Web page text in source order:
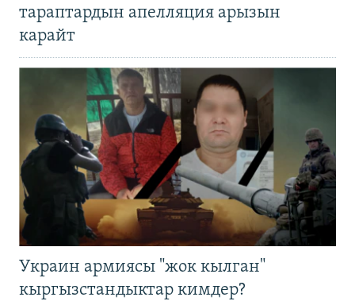
тараптардын апелляция арызын
карайт
Украин армиясы "жок кылган"
кыргызстандыктар кимдер?